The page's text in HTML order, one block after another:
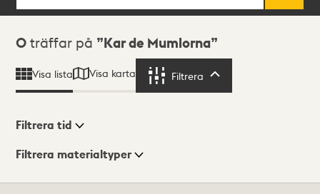
Sökresultat
0 träffar på Kar de Mumlorna
Visa lista Visa karta Filtrera
Visningsläge
Filtrera tid
Filtrera materialtyper